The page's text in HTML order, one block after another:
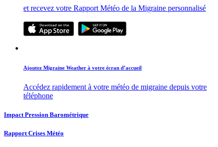
et recevez votre Rapport Météo de la Migraine personnalisé
Ajoutez Migraine Weather à votre écran d’accueil
Accédez rapidement à votre météo de migraine depuis votre
téléphone
Impact Pression Barométrique
Rapport Crises Météo